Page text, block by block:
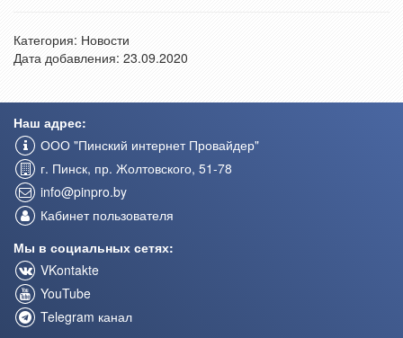
Категория: Новости
Дата добавления: 23.09.2020
Наш адрес:
ООО "Пинский интернет Провайдер"
г. Пинск, пр. Жолтовского, 51-78
info@pinpro.by
Кабинет пользователя
Мы в социальных сетях:
VKontakte
YouTube
Telegram канал